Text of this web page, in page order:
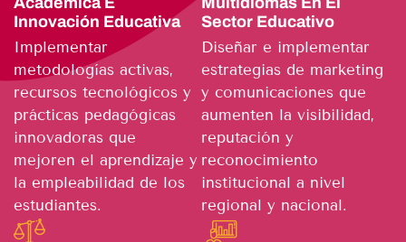
Innovación Educativa
Implementar
metodologías activas,
recursos tecnológicos y
prácticas pedagógicas
innovadoras que
mejoren el aprendizaje y
la empleabilidad de los
estudiantes.
Sector Educativo
Diseñar e implementar
estrategias de marketing
y comunicaciones que
aumenten la visibilidad,
reputación y
reconocimiento
institucional a nivel
regional y nacional.